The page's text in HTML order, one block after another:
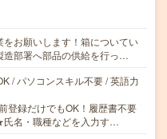
お願いします！箱についてい
造部署へ部品の供給を行っ…
/ パソコンスキル不要 / 英語力
登録だけでもOK！履歴書不要
名・職種などを入力す…